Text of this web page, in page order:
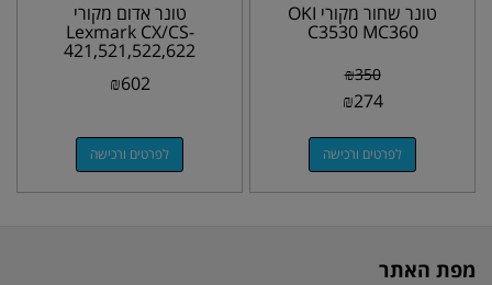
טונר שחור מקורי OKI
C3530 MC360
₪350
₪274
לפרטים ורכישה
טונר אדום מקורי
Lexmark CX/CS-
421,521,522,622
₪602
לפרטים ורכישה
מפת האתר